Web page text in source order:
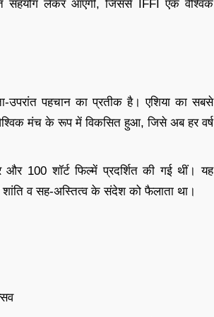
सहयोग लेकर आएंगी, जिससे IFFI एक वैश्विक
पहचान का प्रतीक है। एशिया का सबसे
मंच के रूप में विकसित हुआ, जिसे अब हर वर्ष
100 शॉर्ट फिल्में प्रदर्शित की गई थीं। यह
शांति व सह-अस्तित्व के संदेश को फैलाता था।